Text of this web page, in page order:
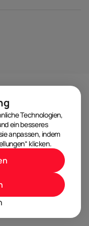
Technologien,
ein besseres
anpassen, indem
klicken.